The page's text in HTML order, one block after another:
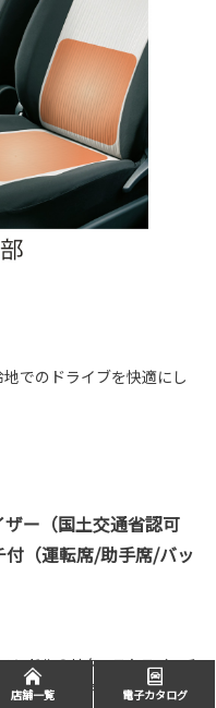
でのドライブを快適にし
ー（国土交通省認可
（運転席/助手席/バッ
ンドルのリクエストスイッチ
。また、電子カードキーがな
店舗一覧 電子カタログ